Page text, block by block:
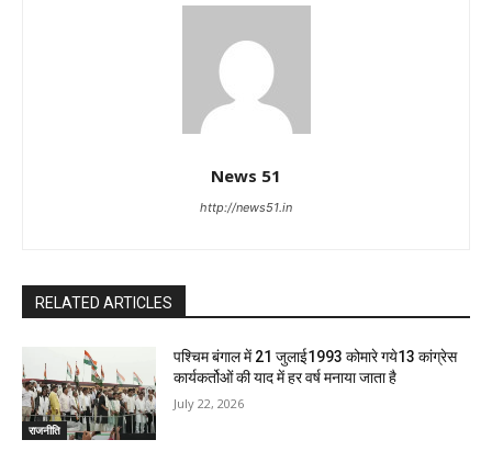
News 51
http://news51.in
RELATED ARTICLES
राजनीति
पश्चिम बंगाल में 21 जुलाई1993 कोमारे गये13 कांग्रेस
कार्यकर्तोओं की याद में हर वर्ष मनाया जाता है
July 22, 2026